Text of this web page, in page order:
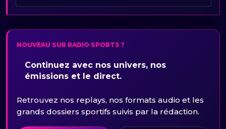
NOUVEAU SUR RADIO SPORTS ?
Continuez avec nos univers, nos
émissions et le direct.
Retrouvez nos replays, nos formats audio et les
grands dossiers sportifs suivis par la rédaction.